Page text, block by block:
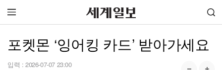
포켓몬 ‘잉어킹 카드’ 받아가세요
입력 : 2026-07-07 23:00